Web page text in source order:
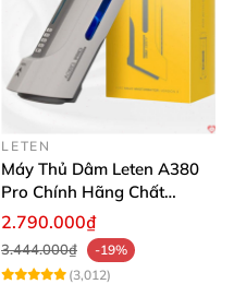
LETEN
Máy Thủ Dâm Leten A380
Pro Chính Hãng Chất
Lượng Cao
2.790.000₫
3.444.000₫
-19%
(3,012)